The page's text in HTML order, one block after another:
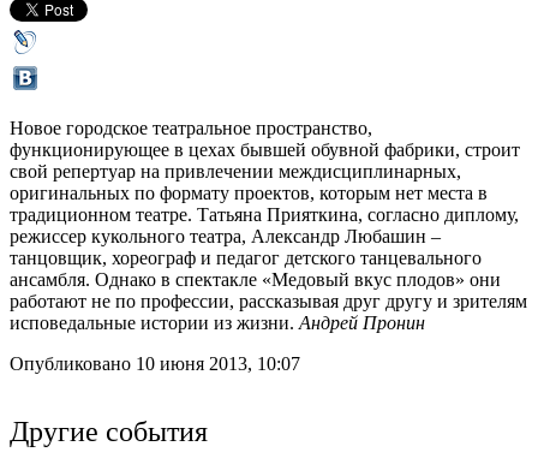
Новое городское театральное пространство,
функционирующее в цехах бывшей обувной фабрики, строит
свой репертуар на привлечении междисциплинарных,
оригинальных по формату проектов, которым нет места в
традиционном театре. Татьяна Прияткина, согласно диплому,
режиссер кукольного театра, Александр Любашин –
танцовщик, хореограф и педагог детского танцевального
ансамбля. Однако в спектакле «Медовый вкус плодов» они
работают не по профессии, рассказывая друг другу и зрителям
исповедальные истории из жизни. Андрей Пронин
Опубликовано 10 июня 2013, 10:07
Другие события